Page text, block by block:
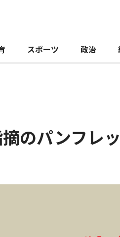
スポーツ 政治
のパンフレ